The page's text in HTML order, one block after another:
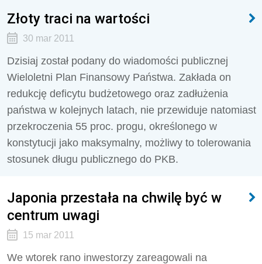
Złoty traci na wartości
30 mar 2011
Dzisiaj został podany do wiadomości publicznej
Wieloletni Plan Finansowy Państwa. Zakłada on
redukcję deficytu budżetowego oraz zadłużenia
państwa w kolejnych latach, nie przewiduje natomiast
przekroczenia 55 proc. progu, określonego w
konstytucji jako maksymalny, możliwy to tolerowania
stosunek długu publicznego do PKB.
Japonia przestała na chwilę być w
centrum uwagi
15 mar 2011
We wtorek rano inwestorzy zareagowali na